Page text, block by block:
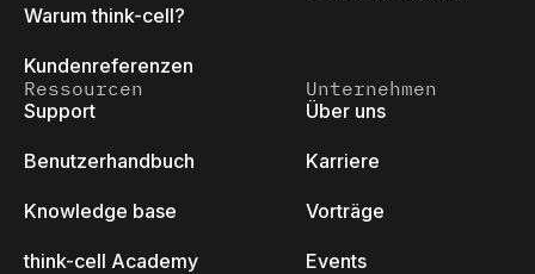
Warum think-cell?
Kundenreferenzen
Ressourcen
Support
Benutzerhandbuch
Knowledge base
think-cell Academy
Unternehmen
Über uns
Karriere
Vorträge
Events